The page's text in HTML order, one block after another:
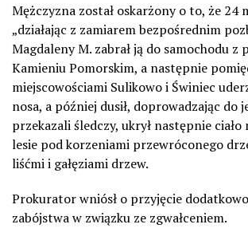
Mężczyzna został oskarżony o to, że 24
„działając z zamiarem bezpośrednim
Magdaleny M. zabrał ją do samochodu z
Kamieniu Pomorskim, a następnie
miejscowościami Sulikowo i Świniec
nosa, a później dusił, doprowadzając do
przekazali śledczy, ukrył następnie ciało
lesie pod korzeniami przewróconego
liśćmi i gałęziami drzew.
Prokurator wniósł o przyjęcie
zabójstwa w związku ze zgwałceniem.